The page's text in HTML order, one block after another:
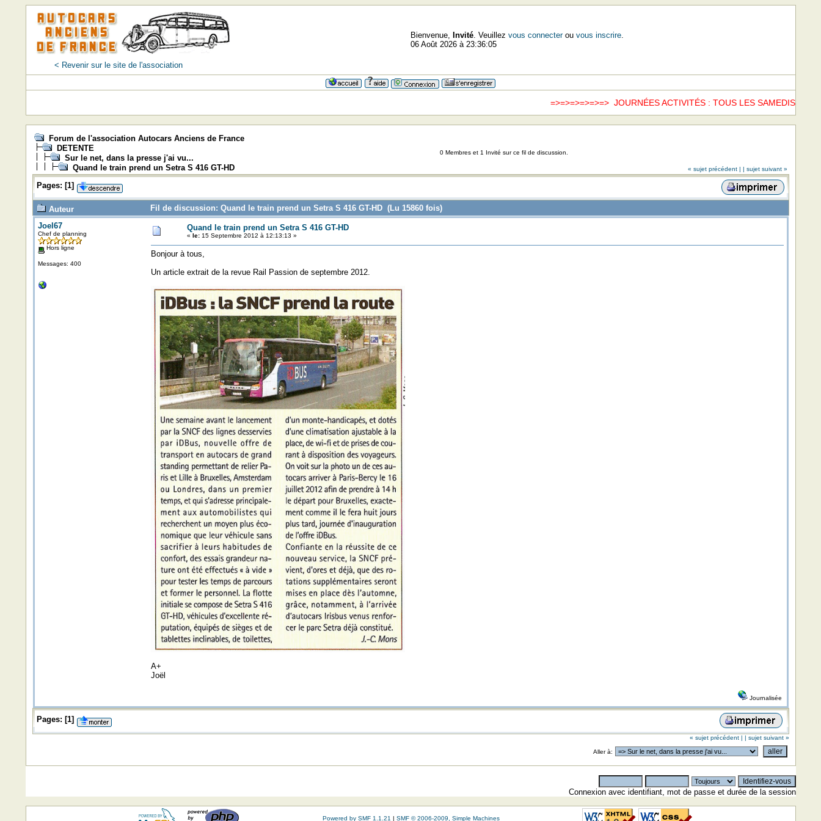
< Revenir sur le site de l'association
Bienvenue, Invité. Veuillez vous connecterou vous inscrire.
06 Août 2026 à 23:36:05
=>=>=>=>=>=> JOURNÉES ACTIVITÉS : TOUS LES SAMEDIS =>=>
Forum de l'association Autocars Anciens de France
DETENTE
Sur le net, dans la presse j'ai vu...
Quand le train prend un Setra S 416 GT-HD
0 Membres et 1 Invité sur ce fil de discussion.
« sujet précédent | | sujet suivant »
Pages: [1]
Auteur
Fil de discussion: Quand le train prend un Setra S 416 GT-HD (Lu 15860 fois)
Joel67
Chef de planning
Hors ligne
Messages: 400
Quand le train prend un Setra S 416 GT-HD
« le:15 Septembre 2012 à 12:13:13 »
Bonjour à tous,
Un article extrait de la revue Rail Passion de septembre 2012.
A+
Joël
Journalisée
Pages: [1]
« sujet précédent | | sujet suivant »
Aller à:
Connexion avec identifiant, mot de passe et durée de la session
Powered by SMF 1.1.21 | SMF © 2006-2009, Simple Machines